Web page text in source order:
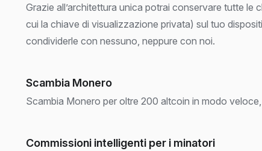
Grazie all’architettura unica potrai conservare tutte le
cui la chiave di visualizzazione privata) sul tuo
condividerle con nessuno, neppure con noi.
Scambia Monero
Scambia Monero per oltre 200 altcoin in modo
Commissioni intelligenti per i minatori